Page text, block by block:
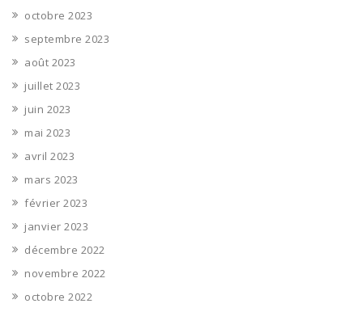
octobre 2023
septembre 2023
août 2023
juillet 2023
juin 2023
mai 2023
avril 2023
mars 2023
février 2023
janvier 2023
décembre 2022
novembre 2022
octobre 2022